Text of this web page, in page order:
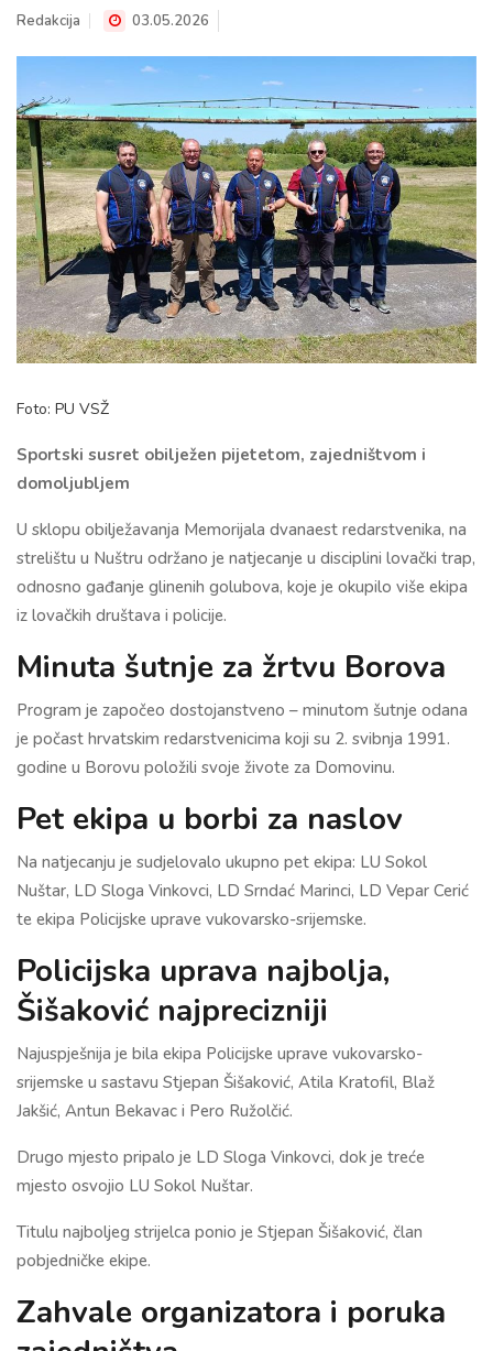
Redakcija 03.05.2026
Foto: PU VSŽ
Sportski susret obilježen pijetetom, zajedništvom i
domoljubljem
U sklopu obilježavanja Memorijala dvanaest redarstvenika, na
strelištu u Nuštru održano je natjecanje u disciplini lovački trap,
odnosno gađanje glinenih golubova, koje je okupilo više ekipa
iz lovačkih društava i policije.
Minuta šutnje za žrtvu Borova
Program je započeo dostojanstveno – minutom šutnje odana
je počast hrvatskim redarstvenicima koji su 2. svibnja 1991.
godine u Borovu položili svoje živote za Domovinu.
Pet ekipa u borbi za naslov
Na natjecanju je sudjelovalo ukupno pet ekipa: LU Sokol
Nuštar, LD Sloga Vinkovci, LD Srndać Marinci, LD Vepar Cerić
te ekipa Policijske uprave vukovarsko-srijemske.
Policijska uprava najbolja,
Šišaković najprecizniji
Najuspješnija je bila ekipa Policijske uprave vukovarsko-
srijemske u sastavu Stjepan Šišaković, Atila Kratofil, Blaž
Jakšić, Antun Bekavac i Pero Ružolčić.
Drugo mjesto pripalo je LD Sloga Vinkovci, dok je treće
mjesto osvojio LU Sokol Nuštar.
Titulu najboljeg strijelca ponio je Stjepan Šišaković, član
pobjedničke ekipe.
Zahvale organizatora i poruka